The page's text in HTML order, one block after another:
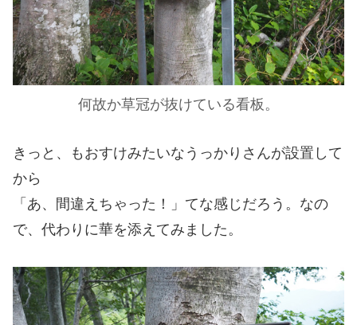
何故か草冠が抜けている看板。
きっと、もおすけみたいなうっかりさんが設置して
から
「あ、間違えちゃった！」てな感じだろう。なの
で、代わりに華を添えてみました。